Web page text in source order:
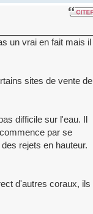
un vrai en fait mais il
sites de vente de
difficile sur l'eau. Il
par se
rejets en hauteur.
d'autres coraux, ils